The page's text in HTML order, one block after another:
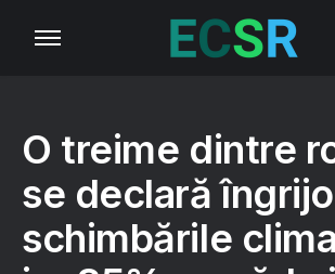
O treime dintre
se declară
schimbările